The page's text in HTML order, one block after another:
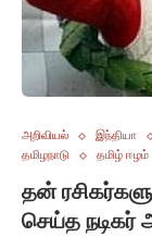
அறிவியல் இந்தியா
தமிழநாடு
தமிழ் ஈழம்
தன்
செய்த நடிகர்